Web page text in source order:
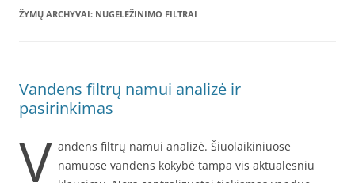
ŽYMŲ ARCHYVAI: NUGELEŽINIMO FILTRAI
Vandens filtrų namui analizė ir
pasirinkimas
V andens filtrų namui analizė. Šiuolaikiniuose
namuose vandens kokybė tampa vis aktualesniu